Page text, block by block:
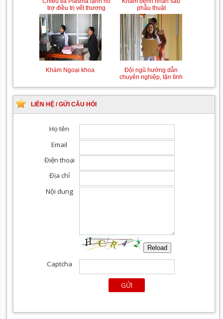
trợ điều trị vết thương
phẫu thuật
Khám Ngoại khoa
Đội ngũ hướng dẫn
chuyên nghiệp, tận tình
LIÊN HỆ / GỬI CÂU HỎI